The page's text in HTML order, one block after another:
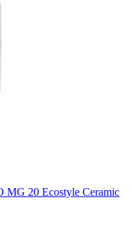
MG 20 Eсostyle Ceramic